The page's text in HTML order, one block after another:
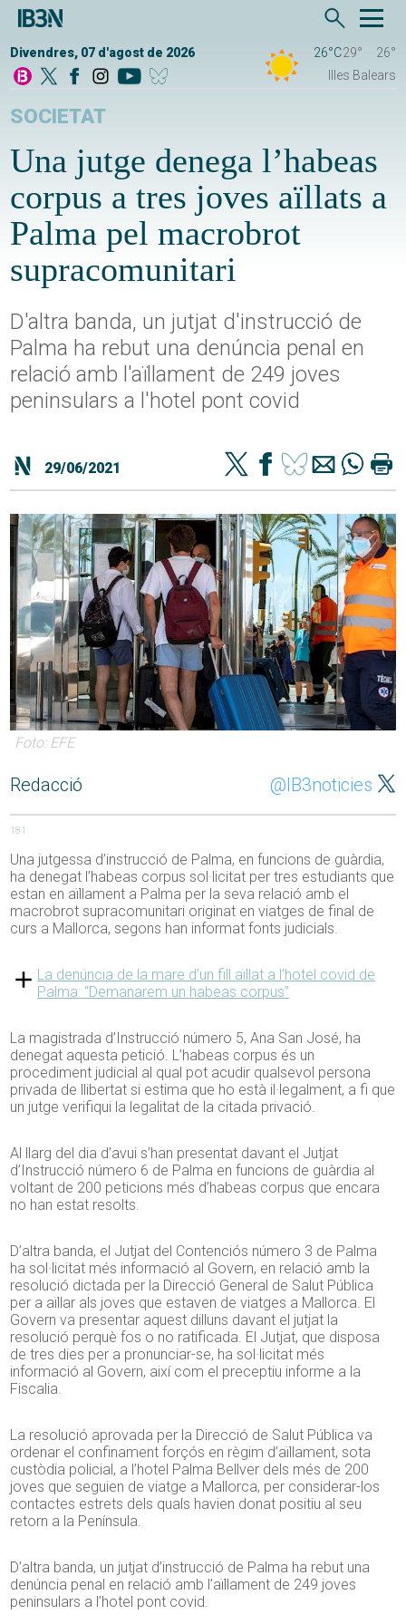
Divendres, 07 d'agost de 2026 26°C29°
26°
Illes Balears
SOCIETAT
Una jutge denega l’habeas
corpus a tres joves aïllats a
Palma pel macrobrot
supracomunitari
D'altra banda, un jutjat d'instrucció de
Palma ha rebut una denúncia penal en
relació amb l'aïllament de 249 joves
peninsulars a l'hotel pont covid
29/06/2021
Foto: EFE
Redacció @IB3noticies
181
Una jutgessa d’instrucció de Palma, en funcions de guàrdia,
ha denegat l’habeas corpus sol·licitat per tres estudiants que
estan en aïllament a Palma per la seva relació amb el
macrobrot supracomunitari originat en viatges de final de
curs a Mallorca, segons han informat fonts judicials.
La denúncia de la mare d’un fill aïllat a l’hotel covid de
Palma: “Demanarem un habeas corpus”
La magistrada d’Instrucció número 5, Ana San José, ha
denegat aquesta petició. L’habeas corpus és un
procediment judicial al qual pot acudir qualsevol persona
privada de llibertat si estima que ho està il·legalment, a fi que
un jutge verifiqui la legalitat de la citada privació.
Al llarg del dia d’avui s’han presentat davant el Jutjat
d’Instrucció número 6 de Palma en funcions de guàrdia al
voltant de 200 peticions més d’habeas corpus que encara
no han estat resolts.
D’altra banda, el Jutjat del Contenciós número 3 de Palma
ha sol·licitat més informació al Govern, en relació amb la
resolució dictada per la Direcció General de Salut Pública
per a aïllar als joves que estaven de viatges a Mallorca. El
Govern va presentar aquest dilluns davant el jutjat la
resolució perquè fos o no ratificada. El Jutjat, que disposa
de tres dies per a pronunciar-se, ha sol·licitat més
informació al Govern, així com el preceptiu informe a la
Fiscalia.
La resolució aprovada per la Direcció de Salut Pública va
ordenar el confinament forçós en règim d’aïllament, sota
custòdia policial, a l’hotel Palma Bellver dels més de 200
joves que seguien de viatge a Mallorca, per considerar-los
contactes estrets dels quals havien donat positiu al seu
retorn a la Península.
D’altra banda, un jutjat d’instrucció de Palma ha rebut una
denúncia penal en relació amb l’aïllament de 249 joves
peninsulars a l’hotel pont covid.